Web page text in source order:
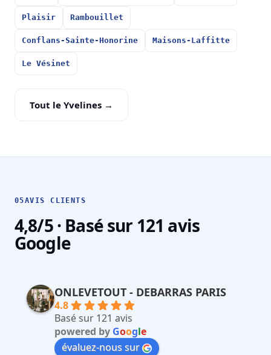
Plaisir Rambouillet
Conflans-Sainte-Honorine Maisons-Laffitte
Le Vésinet
Tout le Yvelines →
05AVIS CLIENTS
4,8/5 · Basé sur 121 avis
Google
ONLEVETOUT - DEBARRAS PARIS
4.8
Basé sur 121 avis
powered by Google
évaluez-nous sur